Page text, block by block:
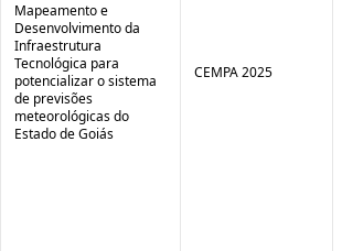
Mapeamento e
Desenvolvimento da
Infraestrutura
Tecnológica para
potencializar o sistema
de previsões
meteorológicas do
Estado de Goiás
CEMPA 2025